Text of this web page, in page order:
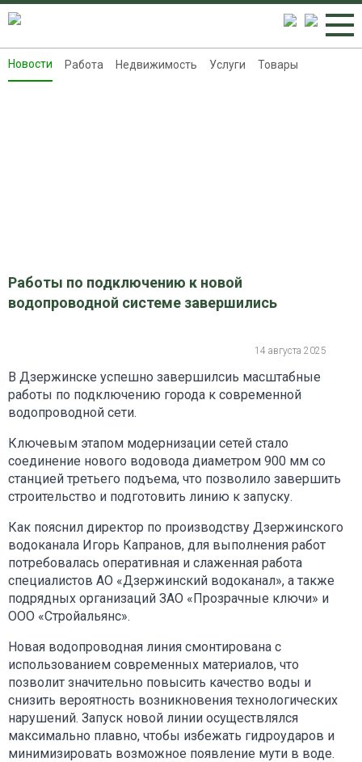
Новости
Новости Работа Недвижимость Услуги Товары
Работы по подключению к новой
водопроводной системе завершились
14 августа 2025
В Дзержинске успешно завершилсиь масштабные
работы по подключению города к современной
водопроводной сети.
Ключевым этапом модернизации сетей стало
соединение нового водовода диаметром 900 мм со
станцией третьего подъема, что позволило завершить
строительство и подготовить линию к запуску.
Как пояснил директор по производству Дзержинского
водоканала Игорь Капранов, для выполнения работ
потребовалась оперативная и слаженная работа
специалистов АО «Дзержинский водоканал», а также
подрядных организаций ЗАО «Прозрачные ключи» и
ООО «Стройальянс».
Новая водопроводная линия смонтирована с
использованием современных материалов, что
позволит значительно повысить качество воды и
снизить вероятность возникновения технологических
нарушений. Запуск новой линии осуществлялся
максимально плавно, чтобы избежать гидроударов и
минимизировать возможное появление мути в воде.